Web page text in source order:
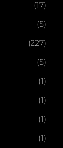
(17)
(5)
(227)
(5)
(1)
(1)
(1)
(1)